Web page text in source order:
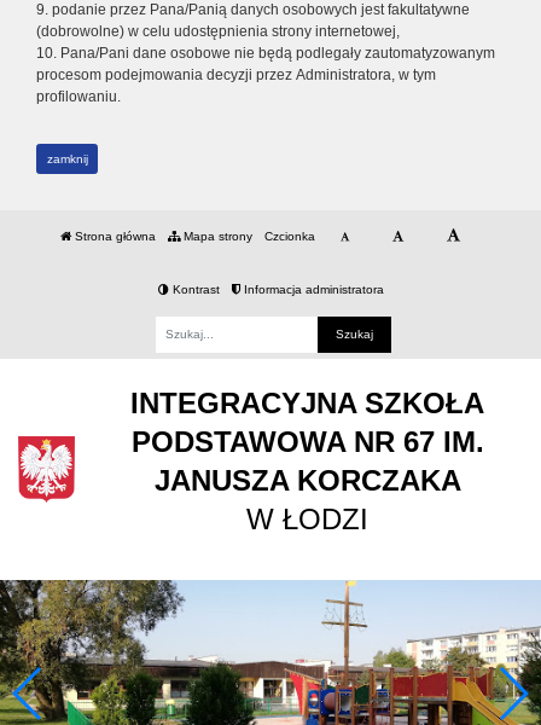
9. podanie przez Pana/Panią danych osobowych jest fakultatywne
(dobrowolne) w celu udostępnienia strony internetowej,
10. Pana/Pani dane osobowe nie będą podlegały zautomatyzowanym
procesom podejmowania decyzji przez Administratora, w tym
profilowaniu.
zamknij
Strona główna Mapa strony Czcionka
Kontrast Informacja administratora
INTEGRACYJNA SZKOŁA
PODSTAWOWA NR 67 IM.
JANUSZA KORCZAKA
W ŁODZI